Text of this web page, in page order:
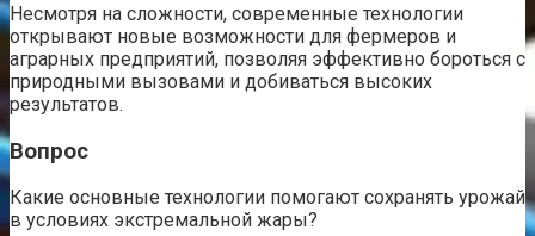
Несмотря на сложности, современные технологии
открывают новые возможности для фермеров и
аграрных предприятий, позволяя эффективно бороться с
природными вызовами и добиваться высоких
результатов.
Вопрос
Какие основные технологии помогают сохранять урожай
в условиях экстремальной жары?